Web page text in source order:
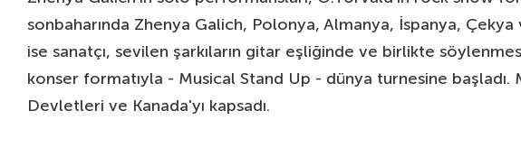
sonbaharında Zhenya Galich, Polonya, Almanya, İspanya,
ise sanatçı, sevilen şarkıların gitar eşliğinde ve birlikte
konser formatıyla - Musical Stand Up - dünya turnesine
Devletleri ve Kanada'yı kapsadı.